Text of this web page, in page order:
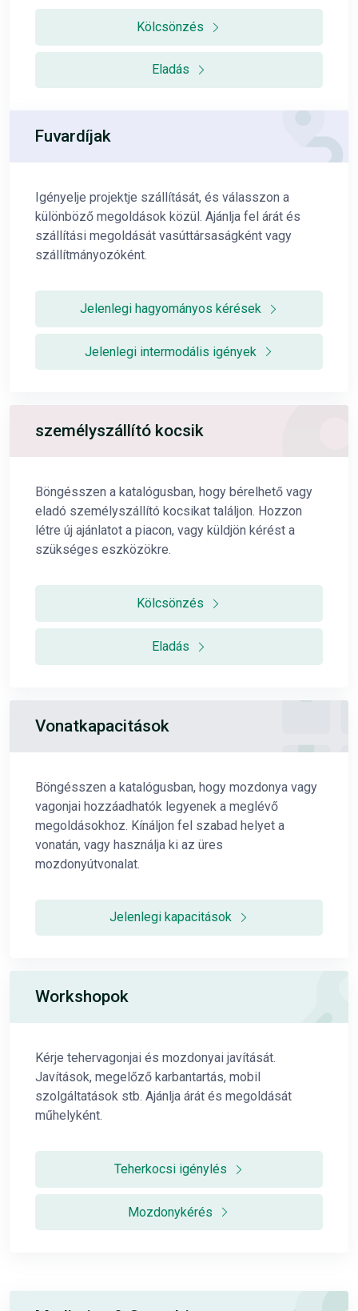
Kölcsönzés
Eladás
Fuvardíjak
Igényelje projektje szállítását, és válasszon a
különböző megoldások közül. Ajánlja fel árát és
szállítási megoldását vasúttársaságként vagy
szállítmányozóként.
Jelenlegi hagyományos kérések
Jelenlegi intermodális igények
személyszállító kocsik
Böngésszen a katalógusban, hogy bérelhető vagy
eladó személyszállító kocsikat találjon. Hozzon
létre új ajánlatot a piacon, vagy küldjön kérést a
szükséges eszközökre.
Kölcsönzés
Eladás
Vonatkapacitások
Böngésszen a katalógusban, hogy mozdonya vagy
vagonjai hozzáadhatók legyenek a meglévő
megoldásokhoz. Kínáljon fel szabad helyet a
vonatán, vagy használja ki az üres
mozdonyútvonalat.
Jelenlegi kapacitások
Workshopok
Kérje tehervagonjai és mozdonyai javítását.
Javítások, megelőző karbantartás, mobil
szolgáltatások stb. Ajánlja árát és megoldását
műhelyként.
Teherkocsi igénylés
Mozdonykérés